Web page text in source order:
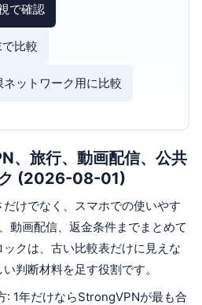
で確認
比較
ットワーク用に比較
、旅行、動画配信、公共
(2026-08-01)
けでなく、スマホでの使いやす
動画配信、返金条件までまとめて
クは、古い比較表だけに見えな
判断材料を足す役割です。
: 1年だけならStrongVPNが最も合